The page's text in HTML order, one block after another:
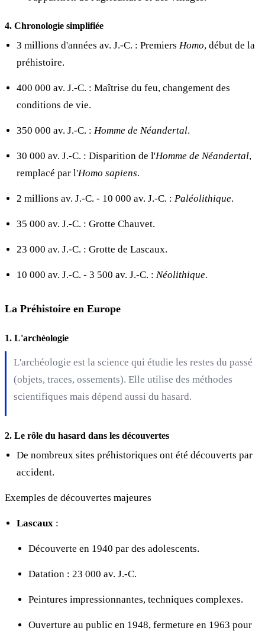
4. Chronologie simplifiée
3 millions d'années av. J.-C. : Premiers Homo, début de la
préhistoire.
400 000 av. J.-C. : Maîtrise du feu, changement des
conditions de vie.
350 000 av. J.-C. : Homme de Néandertal.
30 000 av. J.-C. : Disparition de l'Homme de Néandertal,
remplacé par l'Homo sapiens.
2 millions av. J.-C. - 10 000 av. J.-C. : Paléolithique.
35 000 av. J.-C. : Grotte Chauvet.
23 000 av. J.-C. : Grotte de Lascaux.
10 000 av. J.-C. - 3 500 av. J.-C. : Néolithique.
La Préhistoire en Europe
1. L'archéologie
L'archéologie est la science qui étudie les restes du passé
(objets, traces, ossements). Elle utilise des méthodes
scientifiques mais dépend aussi du hasard.
2. Le rôle du hasard dans les découvertes
De nombreux sites préhistoriques ont été découverts par
accident.
Exemples de découvertes majeures
Lascaux :
Découverte en 1940 par des adolescents.
Datation : 23 000 av. J.-C.
Peintures impressionnantes, techniques complexes.
Ouverture au public en 1948, fermeture en 1963 pour